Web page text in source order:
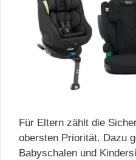
Für Eltern zählt die
obersten Priorität. Dazu
Babyschalen und